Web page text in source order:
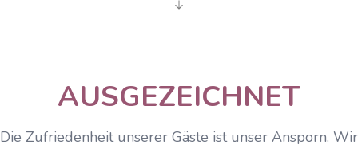
AUSGEZEICHNET
Die Zufriedenheit unserer Gäste ist unser Ansporn. Wir